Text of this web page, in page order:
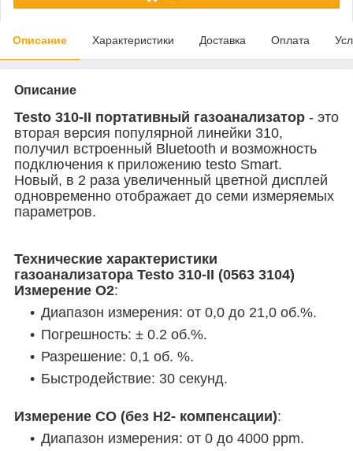
Описание Характеристики Доставка Оплата
Описание
Testo 310-II портативный газоанализатор - это
вторая версия популярной линейки 310,
получил встроенный Bluetooth и возможность
подключения к приложению testo Smart.
Новый, в 2 раза увеличенный цветной дисплей
одновременно отображает до семи измеряемых
параметров.
Технические характеристики
газоанализатора Testo 310-II (0563 3104)
Измерение O2:
Диапазон измерения: от 0,0 до 21,0 об.%.
Погрешность: ± 0.2 об.%.
Разрешение: 0,1 об. %.
Быстродействие: 30 секунд.
Измерение CO (без H2- компенсации):
Диапазон измерения: от 0 до 4000 ppm.